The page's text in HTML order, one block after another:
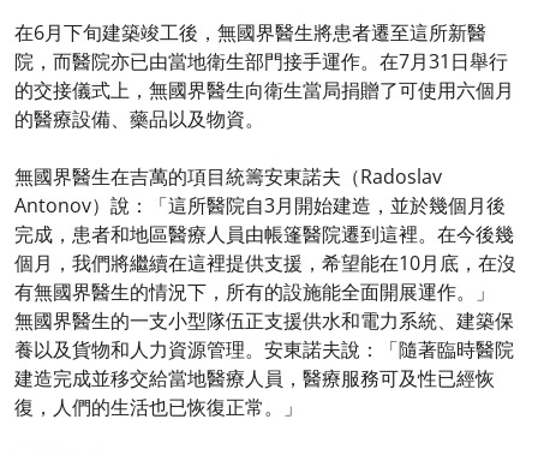
在6月下旬建築竣工後，無國界醫生將患者遷至這所新醫
院，而醫院亦已由當地衛生部門接手運作。在7月31日舉行
的交接儀式上，無國界醫生向衛生當局捐贈了可使用六個月
的醫療設備、藥品以及物資。
無國界醫生在吉萬的項目統籌安東諾夫（Radoslav
Antonov）說：「這所醫院自3月開始建造，並於幾個月後
完成，患者和地區醫療人員由帳篷醫院遷到這裡。在今後幾
個月，我們將繼續在這裡提供支援，希望能在10月底，在沒
有無國界醫生的情況下，所有的設施能全面開展運作。」
無國界醫生的一支小型隊伍正支援供水和電力系統、建築保
養以及貨物和人力資源管理。安東諾夫說：「隨著臨時醫院
建造完成並移交給當地醫療人員，醫療服務可及性已經恢
復，人們的生活也已恢復正常。」